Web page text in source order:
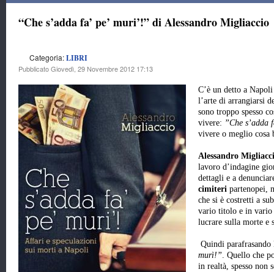
“Che s’adda fa’ pe’ muri’!” di Alessandro Migliaccio
Categoria:LIBRI
Pubblicato Giovedì, 29 Novembre 2012 17:13
C’è un detto a
l’arte di arrangiarsi
sono troppo spesso
vivere: ”Che s’adda
vivere o meglio
Alessandro
lavoro d’indagine
dettagli e a
cimiteri partenopei,
che si è costretti a
vario titolo e in vario
lucrare sulla morte e
Quindi
murì!”. Quello che
in realtà, spesso non